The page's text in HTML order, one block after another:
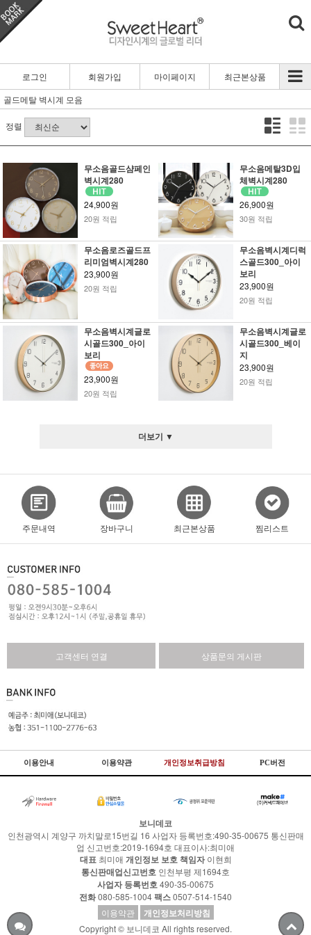
로그인 회원가입 마이페이지
최근본상품
골드메탈 벽시계 모음
정렬
무소음골드샴페인
벽시계280
24,900원
20원 적립
무소음메탈3D입
체벽시계280
26,900원
30원 적립
무소음로즈골드프
리미엄벽시계280
23,900원
20원 적립
무소음벽시계디럭
스골드300_아이
보리
23,900원
20원 적립
무소음벽시계글로
시골드300_아이
보리
23,900원
20원 적립
무소음벽시계글로
시골드300_베이
지
23,900원
20원 적립
더보기 ▼
주문내역 장바구니 최근본상품 찜리스트
고객센터 연결 상품문의 게시판
이용안내 이용약관 개인정보취급방침 PC버전
보니데코
인천광역시 계양구 까치말로15번길 16 사업자 등록번호:490-35-00675 통신판매
업 신고번호:2019-1694호 대표이사:최미애
대표 최미애 개인정보 보호 책임자이현희
통신판매업신고번호 인천부평 제1694호
사업자 등록번호490-35-00675
전화080-585-1004팩스0507-514-1540
이용약관
개인정보처리방침
Copyright © 보니데코 All rights reserved.